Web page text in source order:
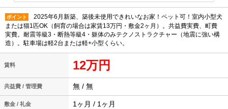
ポイント
2025年6月新築、築後未使用できれいなお家！ペット可！室内小型犬
または猫1匹OK（飼育の場合は家賃13万円・敷金2ヶ月）。共益費実費、町費
実費。耐震等級3・断熱等級4・躯体のみテクノストラクチャー（地震に強い構
造）。駐車場は軽2台または軽+小型くらい。
賃料 12万円
共益費 / 管理費 無 / 無
敷金 / 礼金 1ヶ月 / 1ヶ月